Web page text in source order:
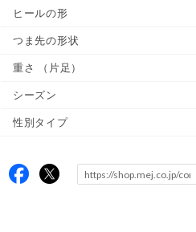
ヒールの形
つま先の形状
重さ （片足）
シーズン
性別タイプ